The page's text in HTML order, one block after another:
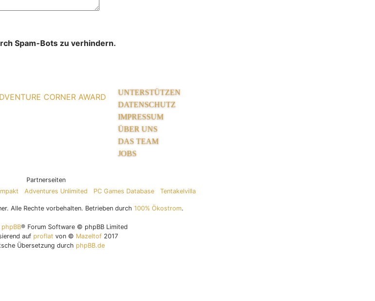
Spam-Bots zu verhindern.
UNTERSTÜTZEN
DATENSCHUTZ
IMPRESSUM
ÜBER UNS
DAS TEAM
JOBS
Partnerseiten
Adventures Unlimited PC Games Database Tentakelvilla
Alle Rechte vorbehalten. Betrieben durch 100% Ökostrom.
phpBB® Forum Software © phpBB Limited
auf proflat von © Mazeltof2017
Übersetzung durch phpBB.de